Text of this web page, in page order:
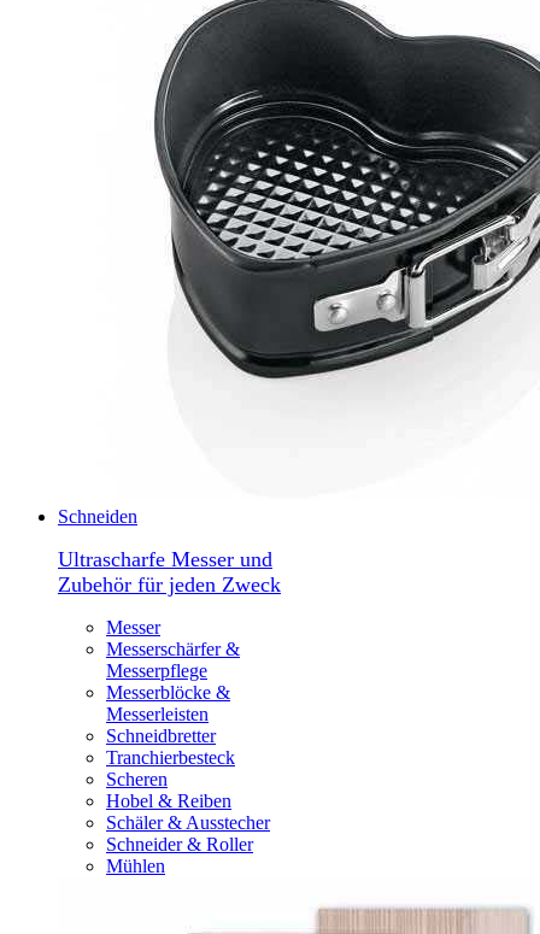
Schneiden
Ultrascharfe Messer und
Zubehör für jeden Zweck
Messer
Messerschärfer &
Messerpflege
Messerblöcke &
Messerleisten
Schneidbretter
Tranchierbesteck
Scheren
Hobel & Reiben
Schäler & Ausstecher
Schneider & Roller
Mühlen